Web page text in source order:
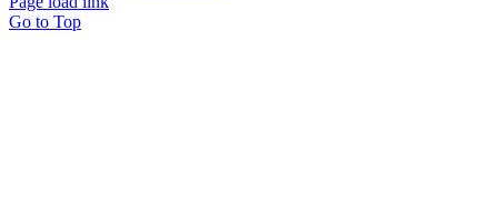
Go to Top